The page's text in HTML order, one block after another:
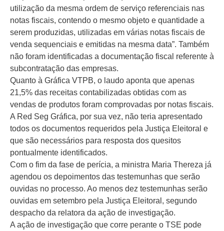
utilização da mesma ordem de serviço referenciais nas
notas fiscais, contendo o mesmo objeto e quantidade a
serem produzidas, utilizadas em várias notas fiscais de
venda sequenciais e emitidas na mesma data”. Também
não foram identificadas a documentação fiscal referente à
subcontratação das empresas.
Quanto à Gráfica VTPB, o laudo aponta que apenas
21,5% das receitas contabilizadas obtidas com as
vendas de produtos foram comprovadas por notas fiscais.
A Red Seg Gráfica, por sua vez, não teria apresentado
todos os documentos requeridos pela Justiça Eleitoral e
que são necessários para resposta dos quesitos
pontualmente identificados.
Com o fim da fase de perícia, a ministra Maria Thereza já
agendou os depoimentos das testemunhas que serão
ouvidas no processo. Ao menos dez testemunhas serão
ouvidas em setembro pela Justiça Eleitoral, segundo
despacho da relatora da ação de investigação.
A ação de investigação que corre perante o TSE pode